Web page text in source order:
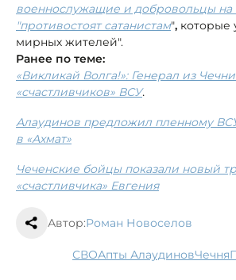
военнослужащие и добровольцы
"противостоят сатанистам", которые
мирных жителей".
Ранее по теме:
«Викликай Волга!»: Генерал из
«счастливчиков» ВСУ.
Алаудинов предложил пленному
в «Ахмат»
Чеченские бойцы показали новый
«счастливчика» Евгения
Автор:Роман Новоселов
СВО Апты Алаудинов Чечня